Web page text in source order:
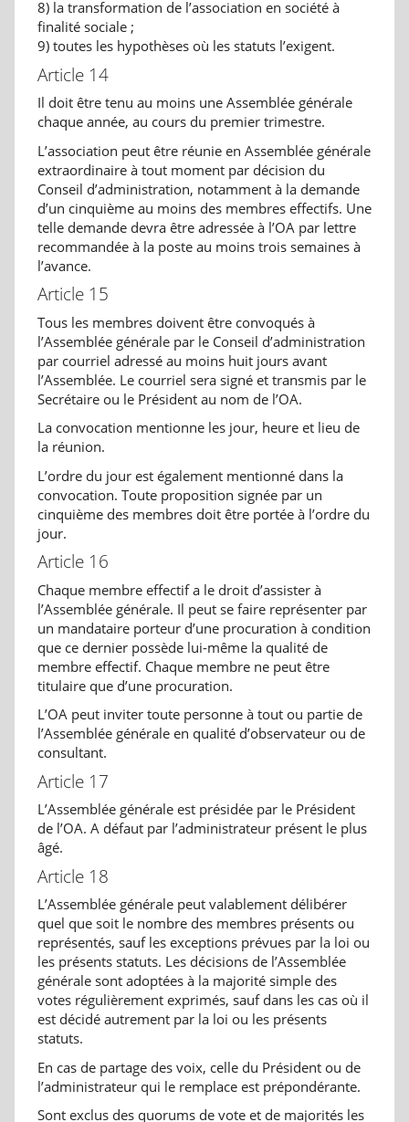
8) la transformation de l’association en société à
finalité sociale ;
9) toutes les hypothèses où les statuts l’exigent.
Article 14
Il doit être tenu au moins une Assemblée générale
chaque année, au cours du premier trimestre.
L’association peut être réunie en Assemblée générale
extraordinaire à tout moment par décision du
Conseil d’administration, notamment à la demande
d’un cinquième au moins des membres effectifs. Une
telle demande devra être adressée à l’OA par lettre
recommandée à la poste au moins trois semaines à
l’avance.
Article 15
Tous les membres doivent être convoqués à
l’Assemblée générale par le Conseil d’administration
par courriel adressé au moins huit jours avant
l’Assemblée. Le courriel sera signé et transmis par le
Secrétaire ou le Président au nom de l’OA.
La convocation mentionne les jour, heure et lieu de
la réunion.
L’ordre du jour est également mentionné dans la
convocation. Toute proposition signée par un
cinquième des membres doit être portée à l’ordre du
jour.
Article 16
Chaque membre effectif a le droit d’assister à
l’Assemblée générale. Il peut se faire représenter par
un mandataire porteur d’une procuration à condition
que ce dernier possède lui-même la qualité de
membre effectif. Chaque membre ne peut être
titulaire que d’une procuration.
L’OA peut inviter toute personne à tout ou partie de
l’Assemblée générale en qualité d’observateur ou de
consultant.
Article 17
L’Assemblée générale est présidée par le Président
de l’OA. A défaut par l’administrateur présent le plus
âgé.
Article 18
L’Assemblée générale peut valablement délibérer
quel que soit le nombre des membres présents ou
représentés, sauf les exceptions prévues par la loi ou
les présents statuts. Les décisions de l’Assemblée
générale sont adoptées à la majorité simple des
votes régulièrement exprimés, sauf dans les cas où il
est décidé autrement par la loi ou les présents
statuts.
En cas de partage des voix, celle du Président ou de
l’administrateur qui le remplace est prépondérante.
Sont exclus des quorums de vote et de majorités les